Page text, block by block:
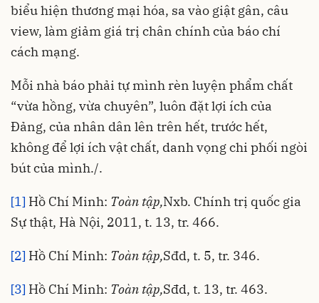
biểu hiện thương mại hóa, sa vào giật gân, câu
view, làm giảm giá trị chân chính của báo chí
cách mạng.
Mỗi nhà báo phải tự mình rèn luyện phẩm chất
“vừa hồng, vừa chuyên”, luôn đặt lợi ích của
Đảng, của nhân dân lên trên hết, trước hết,
không để lợi ích vật chất, danh vọng chi phối ngòi
bút của mình./.
[1] Hồ Chí Minh: Toàn tập,Nxb. Chính trị quốc gia
Sự thật, Hà Nội, 2011, t. 13, tr. 466.
[2] Hồ Chí Minh: Toàn tập,Sđd, t. 5, tr. 346.
[3] Hồ Chí Minh: Toàn tập,Sđd, t. 13, tr. 463.